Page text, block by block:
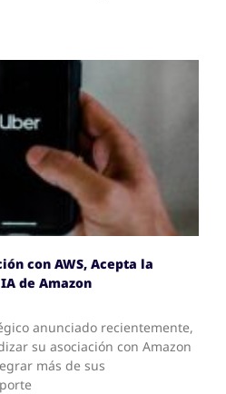
con AWS, Acepta la
de Amazon
anunciado recientemente,
su asociación con Amazon
más de sus